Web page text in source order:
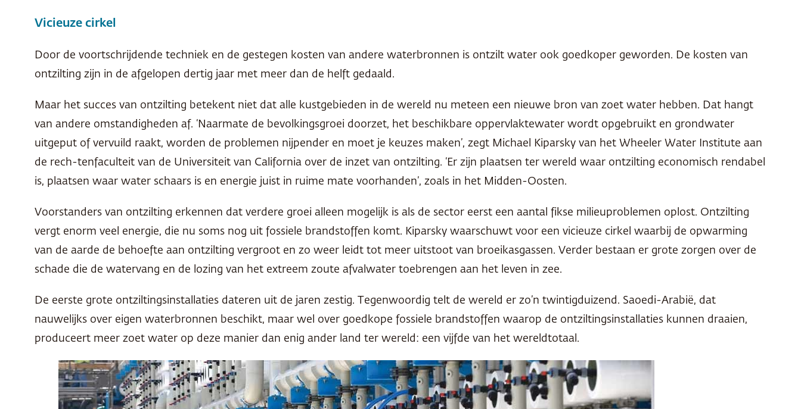
Vicieuze cirkel
Door de voortschrijdende techniek en de gestegen kosten van andere waterbronnen is ontzilt water ook goedkoper geworden. De kosten van
ontzilting zijn in de afgelopen dertig jaar met meer dan de helft gedaald.
Maar het succes van ontzilting betekent niet dat alle kustgebieden in de wereld nu meteen een nieuwe bron van zoet water hebben. Dat hangt
van andere omstandigheden af. ‘Naarmate de bevolkingsgroei doorzet, het beschikbare oppervlaktewater wordt opgebruikt en grondwater
uitgeput of vervuild raakt, worden de problemen nijpender en moet je keuzes maken’, zegt Michael Kiparsky van het Wheeler Water Institute aan
de rech-tenfaculteit van de Universiteit van California over de inzet van ontzilting. ‘Er zijn plaatsen ter wereld waar ontzilting economisch rendabel
is, plaatsen waar water schaars is en energie juist in ruime mate voorhanden’, zoals in het Midden-Oosten.
Voorstanders van ontzilting erkennen dat verdere groei alleen mogelijk is als de sector eerst een aantal fikse milieuproblemen oplost. Ontzilting
vergt enorm veel energie, die nu soms nog uit fossiele brandstoffen komt. Kiparsky waarschuwt voor een vicieuze cirkel waarbij de opwarming
van de aarde de behoefte aan ontzilting vergroot en zo weer leidt tot meer uitstoot van broeikasgassen. Verder bestaan er grote zorgen over de
schade die de watervang en de lozing van het extreem zoute afvalwater toebrengen aan het leven in zee.
De eerste grote ontziltingsinstallaties dateren uit de jaren zestig. Tegenwoordig telt de wereld er zo’n twintigduizend. Saoedi-Arabië, dat
nauwelijks over eigen waterbronnen beschikt, maar wel over goedkope fossiele brandstoffen waarop de ontziltingsinstallaties kunnen draaien,
produceert meer zoet water op deze manier dan enig ander land ter wereld: een vijfde van het wereldtotaal.